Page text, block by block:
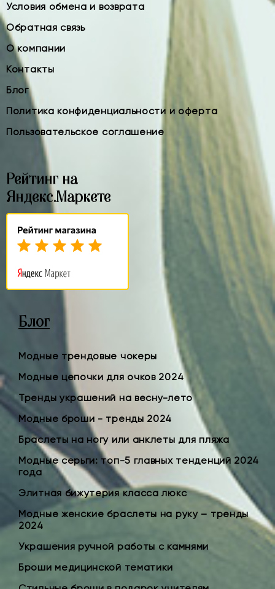
Условия обмена и возврата
Обратная связь
О компании
Контакты
Блог
Политика конфиденциальности и оферта
Пользовательское соглашение
Рейтинг на
Яндекс.Маркете
Блог
Модные трендовые чокеры
Модные цепочки для очков 2024
Тренды украшений на весну-лето
Модные броши - тренды 2024
Браслеты на ногу или анклеты для пляжа
Модные серьги: топ-5 главных тенденций 2024
года
Элитная бижутерия класса люкс
Модные женские браслеты на руку – тренды
2024
Украшения ручной работы с камнями
Броши медицинской тематики